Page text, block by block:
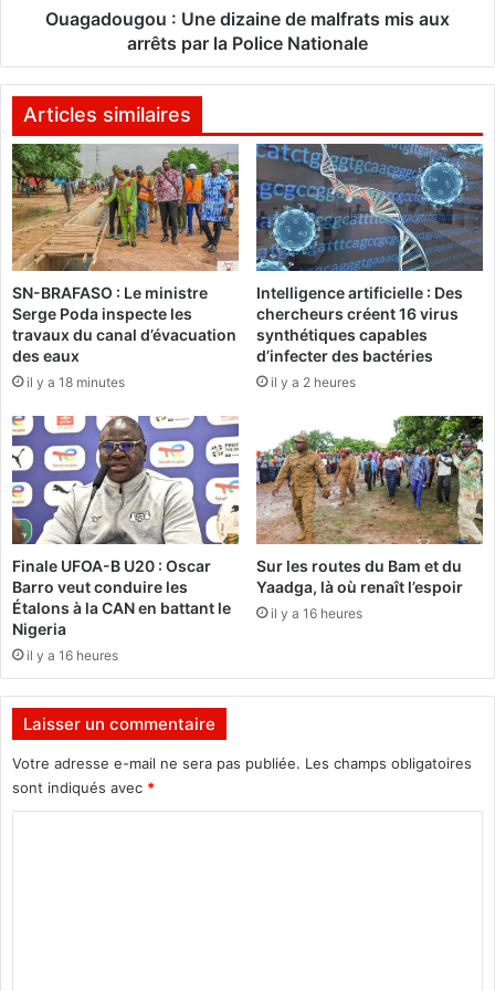
t
o
u
r
l
a
2
2
è
m
e
é
i
t
i
o
n
:
U
e
d
i
z
a
i
n
e
d
e
m
a
f
r
a
t
s
i
s
a
r
r
ê
t
Ouagadougou : Une dizaine de malfrats mis aux
arrêts par la Police Nationale
Articles similaires
SN-BRAFASO : Le ministre
Serge Poda inspecte les
travaux du canal d’évacuation
des eaux
il y a 18 minutes
Intelligence artificielle : Des
chercheurs créent 16 virus
synthétiques capables
d’infecter des bactéries
il y a 2 heures
Finale UFOA-B U20 : Oscar
Barro veut conduire les
Étalons à la CAN en battant le
Nigeria
il y a 16 heures
Sur les routes du Bam et du
Yaadga, là où renaît l’espoir
il y a 16 heures
Laisser un commentaire
Votre adresse e-mail ne sera pas publiée. Les champs obligatoires
sont indiqués avec *